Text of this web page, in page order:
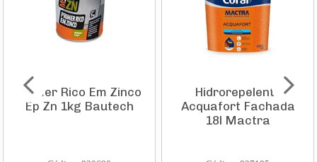
Primer Rico Em Zinco
Ep Zn 1kg Bautech
Hidrorepelente
Acquafort Fachada
18l Mactra